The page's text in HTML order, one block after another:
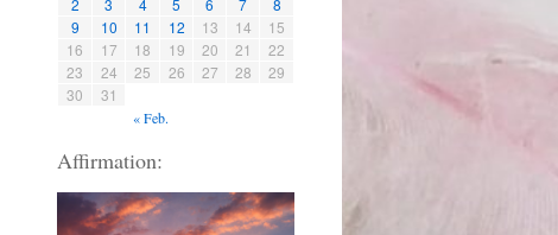
2
3 4 5 6 7
8
9
10 11 12 13 14
15
16
17 18 19 20 21
22
23
24 25 26 27 28
29
30
31
« Feb.
Affirmation: